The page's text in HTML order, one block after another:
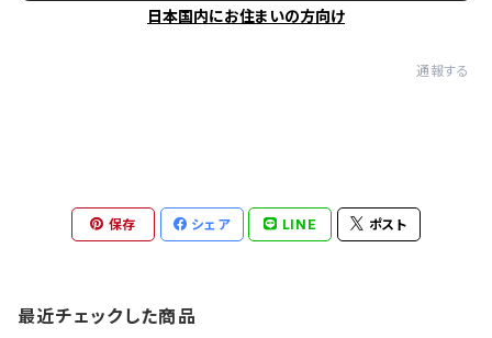
日本国内にお住まいの方向け
通報する
保存 シェア LINE ポスト
最近チェックした商品